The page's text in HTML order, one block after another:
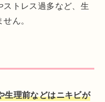
トレス過多など、生
ん。
生理前などはニキビが